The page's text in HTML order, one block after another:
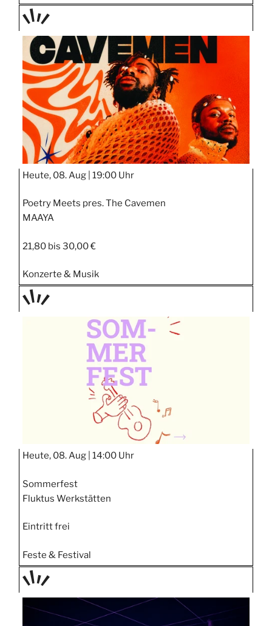
TAGE
STIPP
Heute, 08. Aug | 19:00 Uhr
Poetry Meets pres. The Cavemen
MAAYA
21,80 bis 30,00 €
Konzerte & Musik
Heute, 08. Aug | 14:00 Uhr
Sommerfest
Fluktus Werkstätten
Eintritt frei
Feste & Festival
TAGE
STIPP